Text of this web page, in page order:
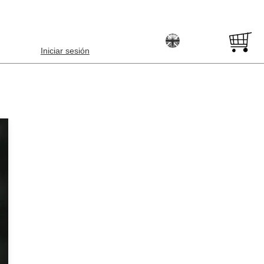
Iniciar sesión